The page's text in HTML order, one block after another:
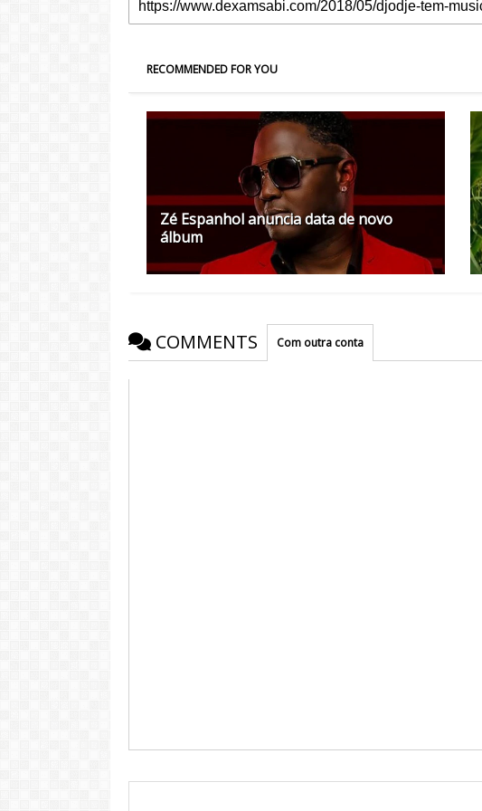
RECOMMENDED FOR YOU
Zé Espanhol anuncia data de novo
álbum
COMMENTS Com outra conta